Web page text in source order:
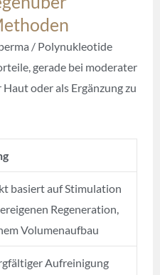
/ Polynukleotide
gerade bei moderater
oder als Ergänzung zu
basiert auf Stimulation
Regeneration,
Volumenaufbau
Aufreinigung